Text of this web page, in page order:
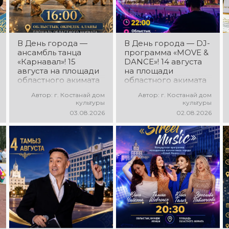
В День города —
ансамбль танца
«Карнавал»! 15
августа на площади
областного акимата
концертная
ансамбля танца
«Карнавал»!
ансамбля — Шамиль
Фахрутдинов. Вас
ждут зрелищные
хореографические
постановки, яркие
образы,
зажигательные
ритмы и
праздничное
Автор: г. Костанай дом
культуры
03.08.2026
В День города — DJ-
программа «MOVE &
DANCE»! 14 августа
на площади
областного акимата
праздничная DJ-
программа! Вас ждут
современные
музыкальные хиты,
зажигательные
ритмы, мощная
энергия и яркие
эмоции!
Автор: г. Костанай дом
культуры
02.08.2026